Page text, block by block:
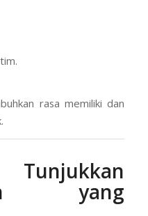
rasa memiliki dan
yang